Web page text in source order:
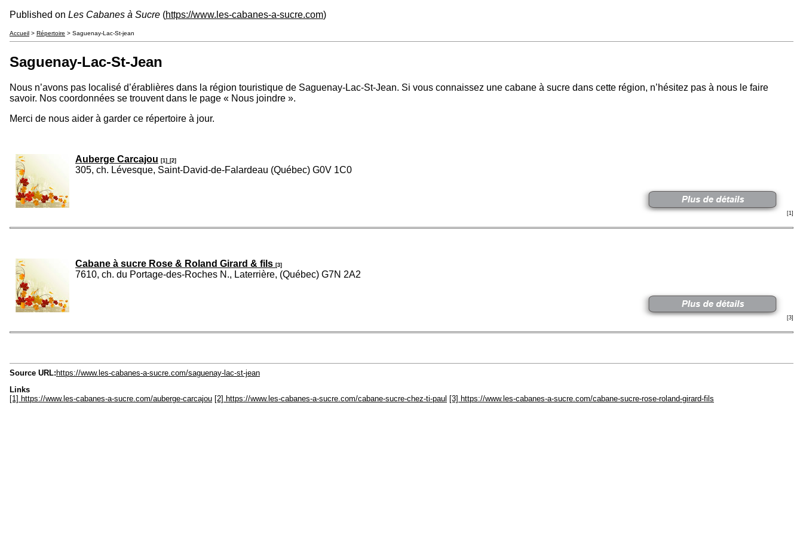
Published on Les Cabanes à Sucre (https://www.les-cabanes-a-sucre.com)
Accueil > Répertoire > Saguenay-Lac-St-jean
Saguenay-Lac-St-Jean
Nous n’avons pas localisé d’érablières dans la région touristique de Saguenay-Lac-St-Jean. Si vous connaissez une cabane à sucre dans cette région, n’hésitez pas à nous le faire
savoir. Nos coordonnées se trouvent dans le page « Nous joindre ».
Merci de nous aider à garder ce répertoire à jour.
Auberge Carcajou [1] [2]
305, ch. Lévesque, Saint-David-de-Falardeau (Québec) G0V 1C0
[1]
Cabane à sucre Rose & Roland Girard & fils [3]
7610, ch. du Portage-des-Roches N., Laterrière, (Québec) G7N 2A2
[3]
Source URL: https://www.les-cabanes-a-sucre.com/saguenay-lac-st-jean
Links
[1] https://www.les-cabanes-a-sucre.com/auberge-carcajou [2] https://www.les-cabanes-a-sucre.com/cabane-sucre-chez-ti-paul [3] https://www.les-cabanes-a-sucre.com/cabane-sucre-rose-roland-girard-fils